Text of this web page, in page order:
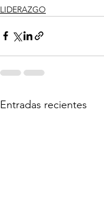
LIDERAZGO
Entradas recientes